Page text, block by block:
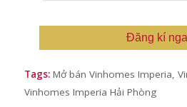
Đăng kí
Tags: Mở bán Vinhomes Imperia,
Vinhomes Imperia Hải Phòng